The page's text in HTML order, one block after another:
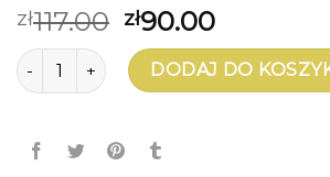
zł117.00 zł90.00
ilość yes kolczyki złote 585
DODAJ DO